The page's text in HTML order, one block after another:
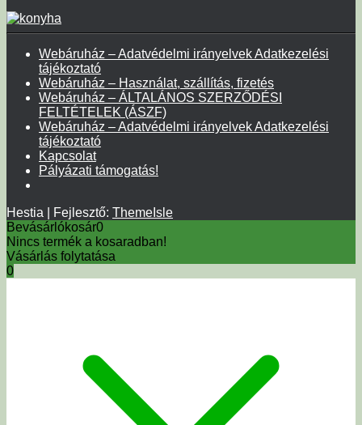
Webáruház – Adatvédelmi irányelvek Adatkezelési
tájékoztató
Webáruház – Használat, szállítás, fizetés
Webáruház – ÁLTALÁNOS SZERZŐDÉSI
FELTÉTELEK (ÁSZF)
Webáruház – Adatvédelmi irányelvek Adatkezelési
tájékoztató
Kapcsolat
Pályázati támogatás!
Hestia | Fejlesztő: ThemeIsle
Bevásárlókosár0
Nincs termék a kosaradban!
Vásárlás folytatása
0